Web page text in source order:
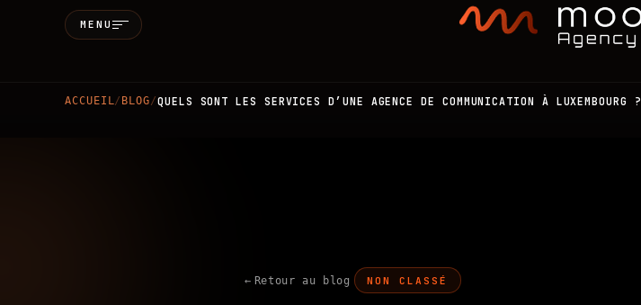
MENU
Accueil
Réalisations
ACCUEIL/ BLOG/QUELS SONT LES SERVICES D’UNE AGENCE DE COMMUNICATION À LUXEMBOURG ?
Retour au blog NON CLASSÉ